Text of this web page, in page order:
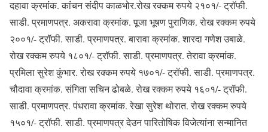
दहावा क्रमांक. कांचन संदीप काळभोर.रोख रक्कम रुपये २१०१/- ट्रॉफी.
साडी. प्रमाणपत्र. अकरावा क्रमांक. पूजा भूषण पुराणिक. रोख रक्कम रुपये
२००१/- ट्रॉफी. साडी. प्रमाणपत्र. बारावा क्रमांक. शारदा गणेश उबाळे.
रोख रक्कम रुपये १८०१/- ट्रॉफी. साडी. प्रमाणपत्र. तेरावा क्रमांक.
प्रमिला सुरेश कुंभार. रोख रक्कम रुपये १७०१/- ट्रॉफी. साडी. प्रमाणपत्र.
चौदावा क्रमांक. संगिता सचिन ढोबळे. रोख रक्कम रुपये १६०१/- ट्रॉफी.
साडी. प्रमाणपत्र. पंधरावा क्रमांक. रेखा सुरेश थोरात. रोख रक्कम रुपये
१५०१/- ट्रॉफी. साडी. प्रमाणपत्र देउन पारितोषिक विजेत्यांना सन्मानित